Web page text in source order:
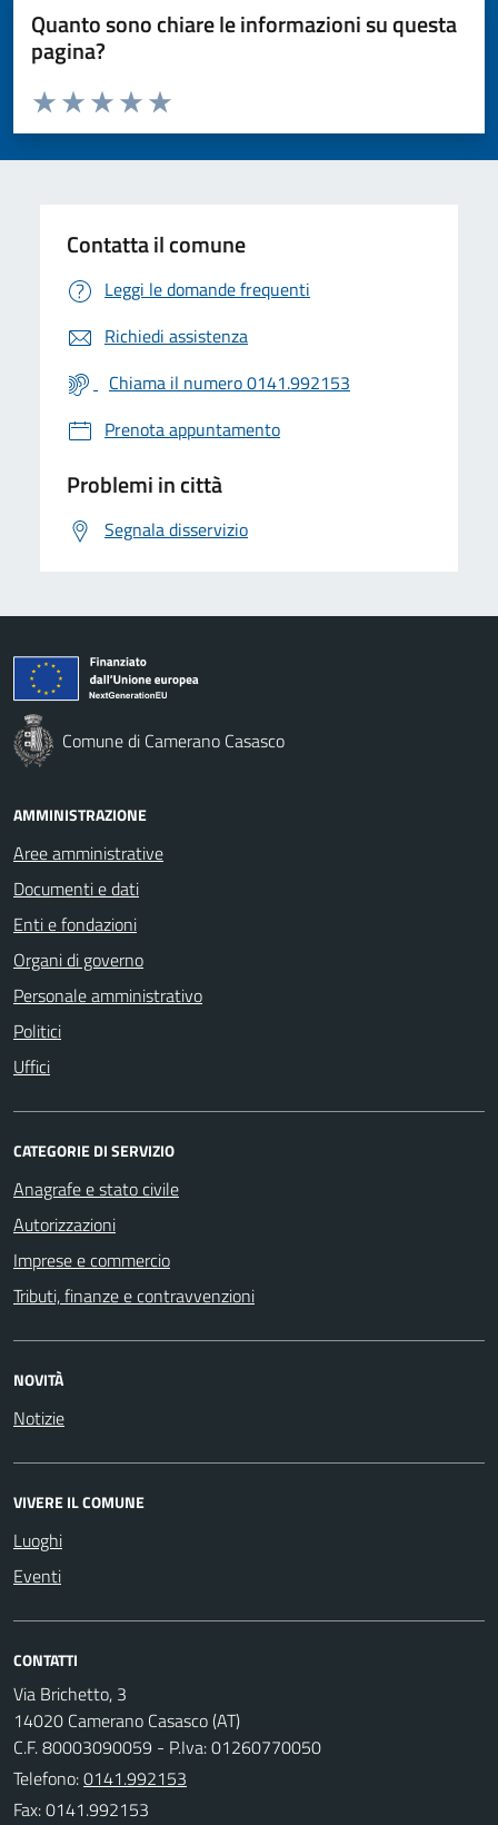
Quanto sono chiare le informazioni su questa
pagina?
Valuta da 1 a 5 stelle la pagina
Valuta 5 stelle su 5
Valuta 4 stelle su 5
Valuta 3 stelle su 5
Valuta 2 stelle su 5
Valuta 1 stelle su 5
Contatta il comune
Leggi le domande frequenti
Richiedi assistenza
Chiama il numero 0141.992153
Prenota appuntamento
Problemi in città
Segnala disservizio
Comune di Camerano Casasco
AMMINISTRAZIONE
Aree amministrative
Documenti e dati
Enti e fondazioni
Organi di governo
Personale amministrativo
Politici
Uffici
CATEGORIE DI SERVIZIO
Anagrafe e stato civile
Autorizzazioni
Imprese e commercio
Tributi, finanze e contravvenzioni
NOVITÀ
Notizie
VIVERE IL COMUNE
Luoghi
Eventi
CONTATTI
Via Brichetto, 3
14020 Camerano Casasco (AT)
C.F. 80003090059 - P.Iva: 01260770050
Telefono:0141.992153
Fax: 0141.992153